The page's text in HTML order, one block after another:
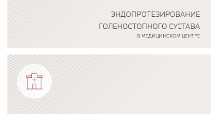
ЭНДОПРОТЕЗИРОВАНИЕ
ГОЛЕНОСТОПНОГО СУСТАВА
В МЕДИЦИНСКОМ ЦЕНТРЕ
Подробнее о программе